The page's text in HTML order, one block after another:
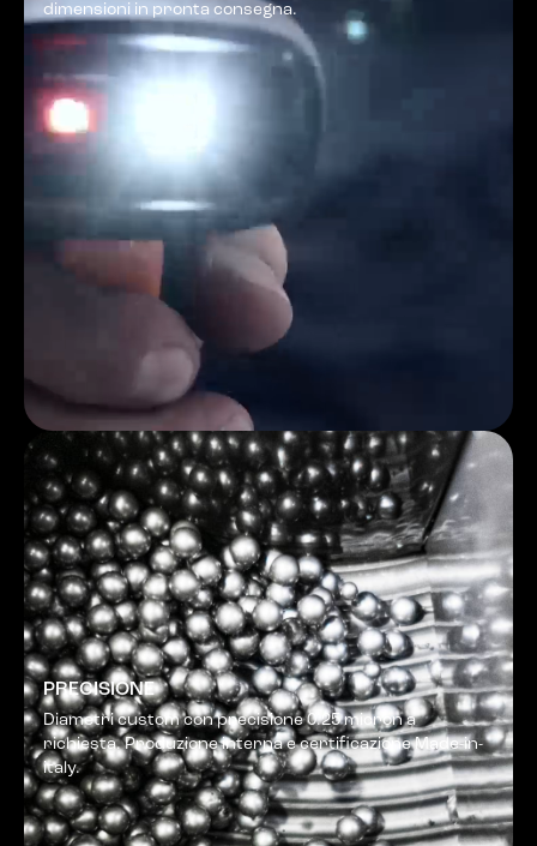
dimensioni in pronta consegna.
PRECISIONE
Diametri custom con precisione 0.25 micron a
richiesta. Produzione interna e certificazione Made-in-
italy.